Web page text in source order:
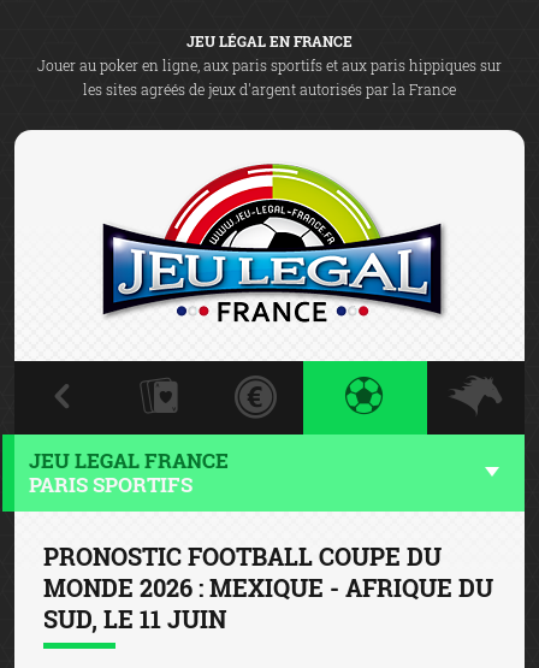
JEU LÉGAL EN FRANCE
Jouer au poker en ligne, aux paris sportifs et aux paris hippiques sur
les sites agréés de jeux d'argent autorisés par la France
JEU LEGAL FRANCE
PARIS SPORTIFS
PRONOSTIC FOOTBALL COUPE DU
MONDE 2026 : MEXIQUE - AFRIQUE DU
SUD, LE 11 JUIN